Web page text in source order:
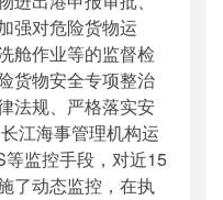
强对危险货物运
舱作业等的监督检
货物安全专项整治
法规、严格落实安
江海事管理机构运
监控手段，对近15
了动态监控，在执